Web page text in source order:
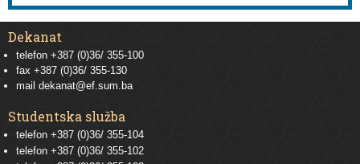
Dekanat
telefon +387 (0)36/ 355-100
fax +387 (0)36/ 355-130
mail dekanat@ef.sum.ba
Studentska služba
telefon +387 (0)36/ 355-104
telefon +387 (0)36/ 355-102